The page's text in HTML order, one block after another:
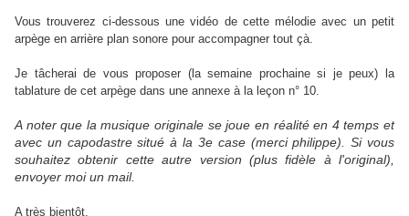
Vous trouverez ci-dessous une vidéo de cette mélodie avec un petit
arpège en arrière plan sonore pour accompagner tout çà.
Je tâcherai de vous proposer (la semaine prochaine si je peux) la
tablature de cet arpège dans une annexe à la leçon n° 10.
A noter que la musique originale se joue en réalité en 4 temps et
avec un capodastre situé à la 3e case (merci philippe). Si vous
souhaitez obtenir cette autre version (plus fidèle à l'original),
envoyer moi un mail.
A très bientôt.